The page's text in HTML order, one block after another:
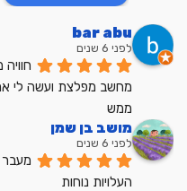
bar abu
לפני 6 שנים
ממש
מושב בן שמן
לפני 6 שנים
מעבר
העלויות נוחות